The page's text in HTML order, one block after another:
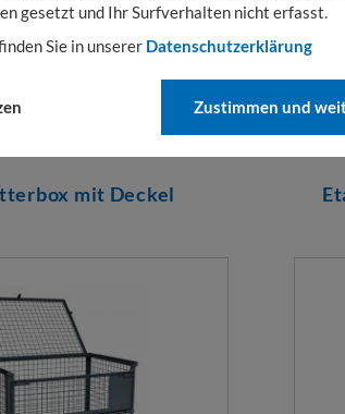
mit Deckel
gesetzt und Ihr Surfverhalten nicht erfasst.
Sie in unserer Datenschutzerklärung
Zustimmen und